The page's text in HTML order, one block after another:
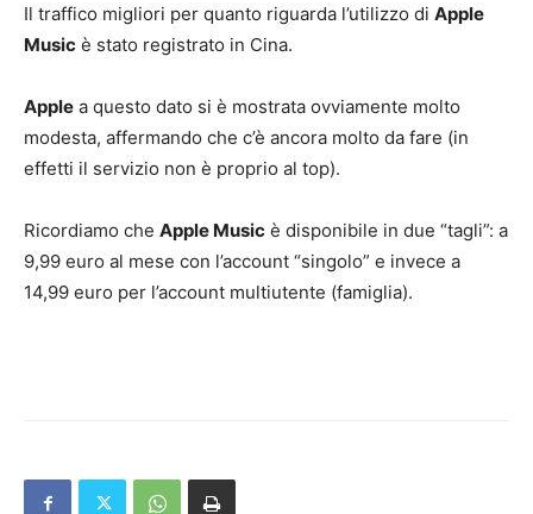
Il traffico migliori per quanto riguarda l’utilizzo di Apple
Music è stato registrato in Cina.
Apple a questo dato si è mostrata ovviamente molto
modesta, affermando che c’è ancora molto da fare (in
effetti il servizio non è proprio al top).
Ricordiamo che Apple Music è disponibile in due “tagli”: a
9,99 euro al mese con l’account “singolo” e invece a
14,99 euro per l’account multiutente (famiglia).